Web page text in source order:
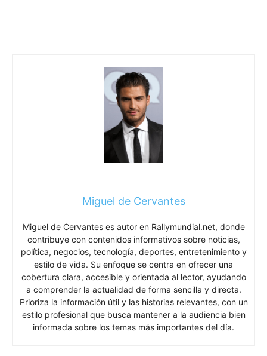
Miguel de Cervantes
Miguel de Cervantes es autor en Rallymundial.net, donde
contribuye con contenidos informativos sobre noticias,
política, negocios, tecnología, deportes, entretenimiento y
estilo de vida. Su enfoque se centra en ofrecer una
cobertura clara, accesible y orientada al lector, ayudando
a comprender la actualidad de forma sencilla y directa.
Prioriza la información útil y las historias relevantes, con un
estilo profesional que busca mantener a la audiencia bien
informada sobre los temas más importantes del día.